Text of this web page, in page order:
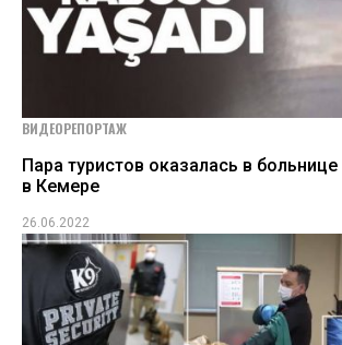
ВИДЕОРЕПОРТАЖ
Пара туристов оказалась в больнице
в Кемере
26.06.2022